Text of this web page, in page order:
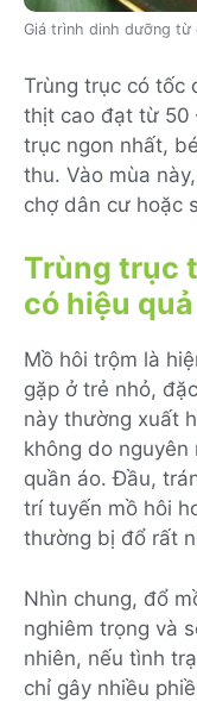
Giá trình dinh dưỡng từ
Trùng trục có tốc
thịt cao đạt từ 50
trục ngon nhất,
thu. Vào mùa
chợ dân cư hoặc
Trùng trục
có hiệu
Mồ hôi trộm là
gặp ở trẻ nhỏ,
này thường xuất
không do
quần áo. Đầu,
trí tuyến mồ hôi
thường bị đổ rất
Nhìn chung, đổ
nghiêm trọng và
nhiên, nếu tình
chỉ gây nhiều